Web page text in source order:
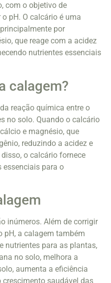
com o objetivo de
pH. O calcário é uma
por
que reage com a acidez
nutrientes essenciais
calagem?
reação química entre o
no solo. Quando o calcário
e magnésio, que
reduzindo a acidez e
o calcário fornece
essenciais para o
inúmeros. Além de corrigir
pH, a calagem também
nutrientes para as plantas,
no solo, melhora a
aumenta a eficiência
saudável das